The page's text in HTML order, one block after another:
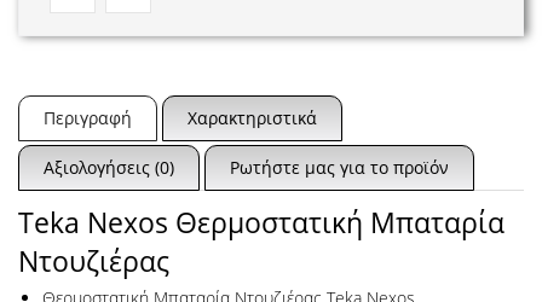
Περιγραφή Χαρακτηριστικά
Αξιολογήσεις (0) Ρωτήστε μας για το προϊόν
Teka Nexos Θερμοστατική Μπαταρία
Ντουζιέρας
Θερμοστατική Μπαταρία Ντουζιέρας Teka Nexos